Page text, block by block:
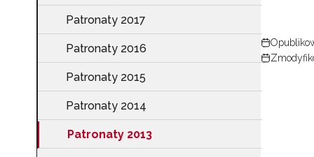
Patronaty 2017
Patronaty 2016
Patronaty 2015
Patronaty 2014
Patronaty 2013